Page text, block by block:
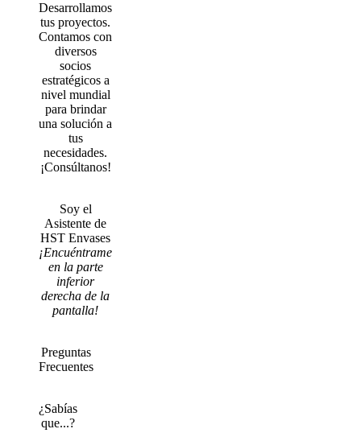
Desarrollamos
tus proyectos.
Contamos con
diversos
socios
estratégicos a
nivel mundial
para brindar
una solución a
tus
necesidades.
¡Consúltanos!
Soy el
Asistente de
HST Envases
¡Encuéntrame
en la parte
inferior
derecha de la
pantalla!
Preguntas
Frecuentes
¿Sabías
que...?